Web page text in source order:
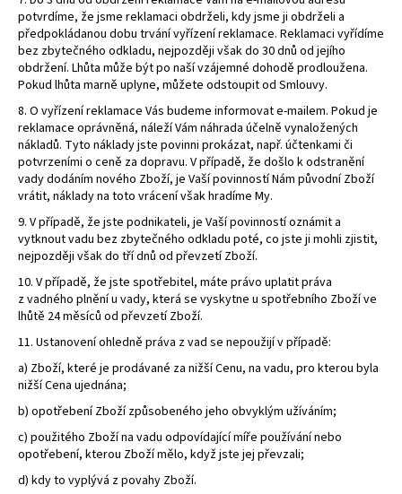
potvrdíme, že jsme reklamaci obdrželi, kdy jsme ji obdrželi a
předpokládanou dobu trvání vyřízení reklamace. Reklamaci vyřídíme
bez zbytečného odkladu, nejpozději však do 30 dnů od jejího
obdržení. Lhůta může být po naší vzájemné dohodě prodloužena.
Pokud lhůta marně uplyne, můžete odstoupit od Smlouvy.
8. O vyřízení reklamace Vás budeme informovat e-mailem. Pokud je
reklamace oprávněná, náleží Vám náhrada účelně vynaložených
nákladů. Tyto náklady jste povinni prokázat, např. účtenkami či
potvrzeními o ceně za dopravu. V případě, že došlo k odstranění
vady dodáním nového Zboží, je Vaší povinností Nám původní Zboží
vrátit, náklady na toto vrácení však hradíme My.
9. V případě, že jste podnikateli, je Vaší povinností oznámit a
vytknout vadu bez zbytečného odkladu poté, co jste ji mohli zjistit,
nejpozději však do tří dnů od převzetí Zboží.
10. V případě, že jste spotřebitel, máte právo uplatit práva
z vadného plnění u vady, která se vyskytne u spotřebního Zboží ve
lhůtě 24 měsíců od převzetí Zboží.
11. Ustanovení ohledně práva z vad se nepoužijí v případě:
a) Zboží, které je prodávané za nižší Cenu, na vadu, pro kterou byla
nižší Cena ujednána;
b) opotřebení Zboží způsobeného jeho obvyklým užíváním;
c) použitého Zboží na vadu odpovídající míře používání nebo
opotřebení, kterou Zboží mělo, když jste jej převzali;
d) kdy to vyplývá z povahy Zboží.